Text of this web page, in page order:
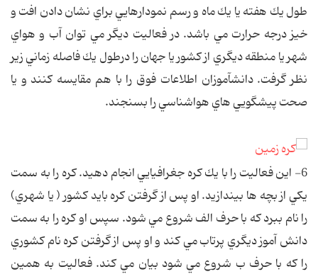
طول يك هفته يا يك ماه و رسم نمودارهايي براي نشان دادن افت و
خيز درجه حرارت مي باشد. در فعاليت ديگر مي توان آب و هواي
شهر يا منطقه ديگري از كشور يا جهان را درطول يك فاصله زماني زير
نظر گرفت. دانش‏آموزان اطلاعات فوق را با هم مقايسه كنند و يا
صحت پيشگويي هاي هواشناسي را بسنجند.
6- اين فعاليت را با يك كره جغرافيايي انجام دهيد. كره را به سمت
يكي از بچه ها بيندازيد. او پس از گرفتن كره بايد كشور ( يا شهري)
را نام ببرد كه با حرف الف شروع مي شود. سپس او كره را به سمت
دانش آموز ديگري پرتاب مي كند و او پس از گرفتن كره نام كشوري
را كه با حرف ب شروع مي شود بيان مي كند. فعاليت به همين